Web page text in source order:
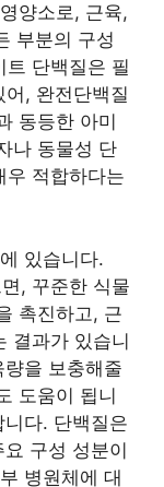
양소로, 근육,
부분의 구성
트 단백질은 필
, 완전단백질
동등한 아미
나 동물성 단
우 적합하다는
있습니다.
, 꾸준한 식물
촉진하고, 근
결과가 있습니
을 보충해줄
도움이 됩니
다. 단백질은
구성 성분이
병원체에 대